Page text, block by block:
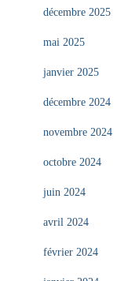
décembre 2025
mai 2025
janvier 2025
décembre 2024
novembre 2024
octobre 2024
juin 2024
avril 2024
février 2024